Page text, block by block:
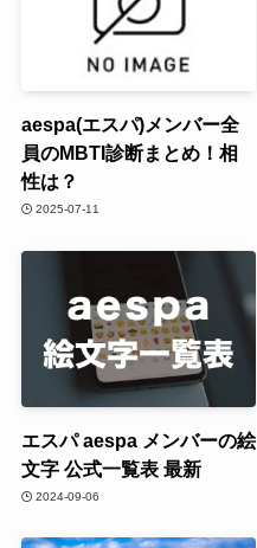
aespa(エスパ)メンバー全
員のMBTI診断まとめ！相
性は？
2025-07-11
エスパ aespa メンバーの絵
文字 公式一覧表 最新
2024-09-06